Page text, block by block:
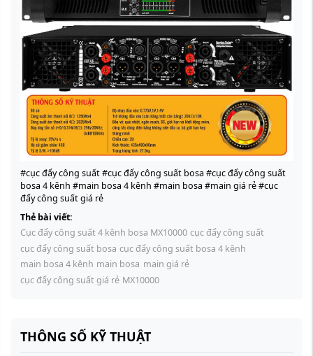
#cục đẩy công suất #cục đẩy công suất bosa #cục đẩy công suất
bosa 4 kênh #main bosa 4 kênh #main bosa #main giá rẻ #cục
đẩy công suất giá rẻ
Thẻ bài viết:
Cục đẩy công suất 4 kênh bosa MX10000 cục đẩy công suất
cục đẩy công suất bosa cục đẩy công suất bosa 4 kênh
main bosa 4 kênh main bosa main giá rẻ
cục đẩy công suất giá rẻ MX10000
THÔNG SỐ KỸ THUẬT